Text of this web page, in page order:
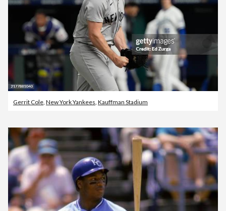
Gerrit Cole, New York Yankees, Kauffman Stadium